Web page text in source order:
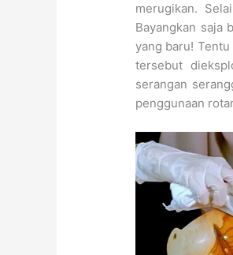
merugikan.
Bayangkan saja
yang baru!
tersebut
serangan
penggunaan